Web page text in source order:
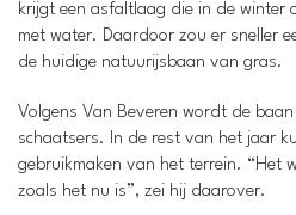
krijgt een asfaltlaag die in de winter
met water. Daardoor zou er sneller
de huidige natuurijsbaan van gras.
Volgens Van Beveren wordt de
schaatsers. In de rest van het jaar
gebruikmaken van het terrein. “Het
zoals het nu is”, zei hij daarover.